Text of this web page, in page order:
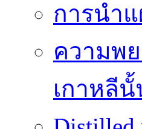
การนำ
ความพ
เกาหลี